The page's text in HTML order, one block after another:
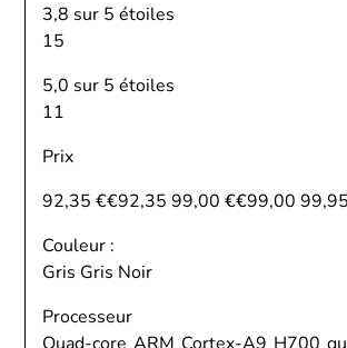
3,8 sur 5 étoiles
15
5,0 sur 5 étoiles
11
Prix
92,35 €€92,35 99,00 €€99,00
Couleur :
Gris Gris Noir
Processeur